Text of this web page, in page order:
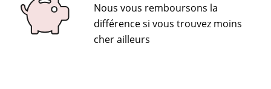
Nous vous remboursons la
différence si vous trouvez moins
cher ailleurs